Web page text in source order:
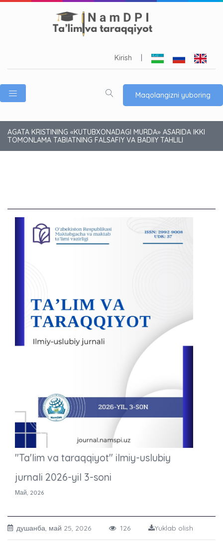
Kirish
Maqolangizni yuboring
AGATA KRISTINING «KUTUBXONADAGI MURDA» ASARIDA IKKI
TOMONLAMA TABIATNING FALSAFIY VA BADIIY TAHLILI
"Ta'lim va taraqqiyot" ilmiy-uslubiy
jurnali 2026-yil 3-soni
Май, 2026
душанба, май 25, 2026 126 Yuklab olish